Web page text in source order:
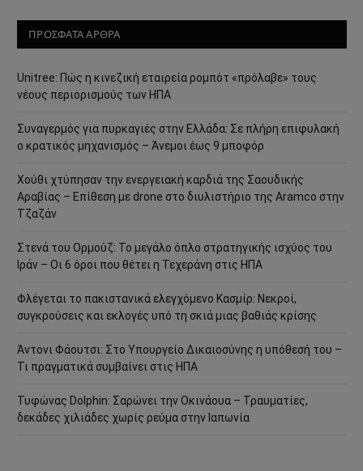
ΠΡΟΣΦΑΤΑ ΑΡΘΡΑ
Unitree: Πώς η κινεζική εταιρεία ρομπότ «πρόλαβε» τους
νέους περιορισμούς των ΗΠΑ
Συναγερμός για πυρκαγιές στην Ελλάδα: Σε πλήρη επιφυλακή
ο κρατικός μηχανισμός – Άνεμοι έως 9 μποφόρ
Χούθι χτύπησαν την ενεργειακή καρδιά της Σαουδικής
Αραβίας – Επίθεση με drone στο διυλιστήριο της Aramco στην
Τζαζάν
Στενά του Ορμούζ: Το μεγάλο όπλο στρατηγικής ισχύος του
Ιράν – Οι 6 όροι που θέτει η Τεχεράνη στις ΗΠΑ
Φλέγεται το πακιστανικά ελεγχόμενο Κασμίρ: Νεκροί,
συγκρούσεις και εκλογές υπό τη σκιά μιας βαθιάς κρίσης
Άντονι Φάουτσι: Στο Υπουργείο Δικαιοσύνης η υπόθεσή του –
Τι πραγματικά συμβαίνει στις ΗΠΑ
Τυφώνας Dolphin: Σαρώνει την Οκινάουα – Τραυματίες,
δεκάδες χιλιάδες χωρίς ρεύμα στην Ιαπωνία